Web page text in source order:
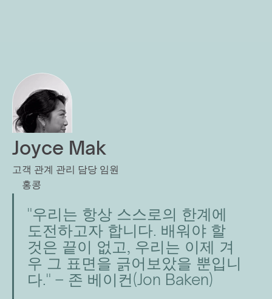
Joyce Mak
고객 관계 관리 담당 임원
홍콩
"우리는 항상 스스로의 한계에
도전하고자 합니다. 배워야 할
것은 끝이 없고, 우리는 이제 겨
우 그 표면을 긁어보았을 뿐입니
다." – 존 베이컨(Jon Baken)